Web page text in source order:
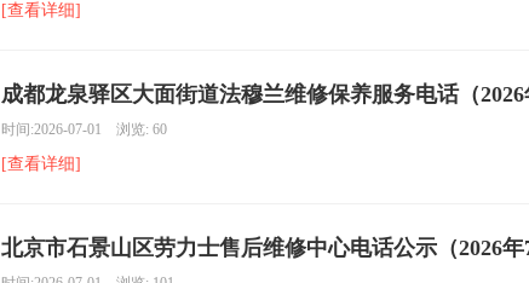
[查看详细]
成都龙泉驿区大面街道法穆兰维修保养服务电话（2026
时间:2026-07-01 浏览: 60
[查看详细]
北京市石景山区劳力士售后维修中心电话公示（2026年